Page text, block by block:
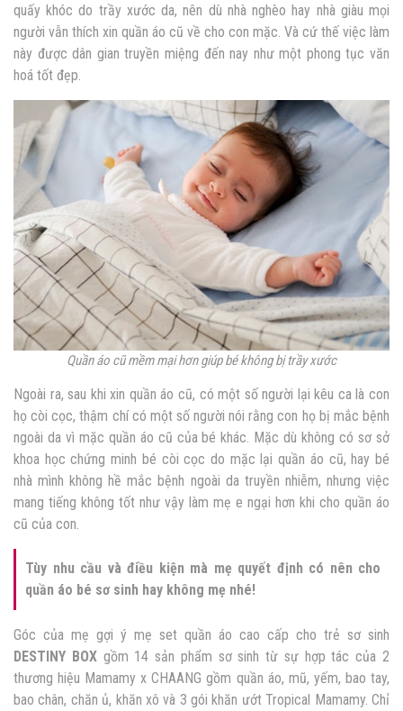
quấy khóc do trầy xước da, nên dù nhà nghèo hay nhà giàu mọi
người vẫn thích xin quần áo cũ về cho con mặc. Và cứ thế việc làm
này được dân gian truyền miệng đến nay như một phong tục văn
hoá tốt đẹp.
Quần áo cũ mềm mại hơn giúp bé không bị trầy xước
Ngoài ra, sau khi xin quần áo cũ, có một số người lại kêu ca là con
họ còi cọc, thậm chí có một số người nói rằng con họ bị mắc bệnh
ngoài da vì mặc quần áo cũ của bé khác. Mặc dù không có sơ sở
khoa học chứng minh bé còi cọc do mặc lại quần áo cũ, hay bé
nhà mình không hề mắc bệnh ngoài da truyền nhiễm, nhưng việc
mang tiếng không tốt như vậy làm mẹ e ngại hơn khi cho quần áo
cũ của con.
Tùy nhu cầu và điều kiện mà mẹ quyết định có nên cho
quần áo bé sơ sinh hay không mẹ nhé!
Góc của mẹ gợi ý mẹ set quần áo cao cấp cho trẻ sơ sinh
DESTINY BOXgồm 14 sản phẩm sơ sinh từ sự hợp tác của 2
thương hiệu Mamamy x CHAANG gồm quần áo, mũ, yếm, bao tay,
bao chân, chăn ủ, khăn xô và 3 gói khăn ướt Tropical Mamamy. Chỉ